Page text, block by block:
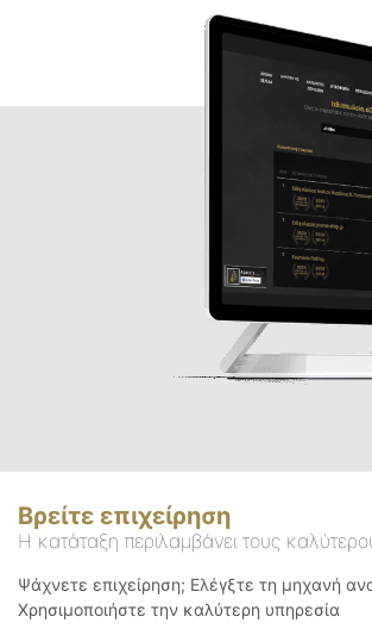
Βρείτε επιχείρηση
Η κατάταξη περιλαμβάνει τους
Ψάχνετε επιχείρηση; Ελέγξτε τη μηχανή
Χρησιμοποιήστε την καλύτερη υπηρεσία